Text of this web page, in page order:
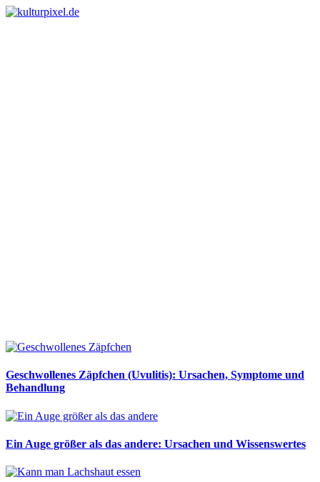
Geschwollenes Zäpfchen (Uvulitis): Ursachen, Symptome und
Behandlung
Ein Auge größer als das andere: Ursachen und Wissenswertes